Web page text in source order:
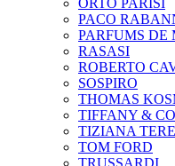
PACO
PARFUMS DE
RASASI
ROBERTO
SOSPIRO
THOMAS
TIFFANY & CO
TIZIANA
TOM FORD
TRUSSARDI